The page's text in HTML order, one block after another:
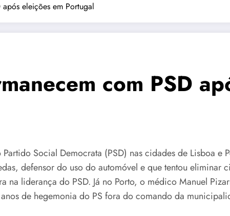
eleições em Portugal
com PSD
Social Democrata (PSD) nas cidades de Lisboa e
defensor do uso do automóvel e que tentou eliminar
liderança do PSD. Já no Porto, o médico Manuel
de hegemonia do PS fora do comando da